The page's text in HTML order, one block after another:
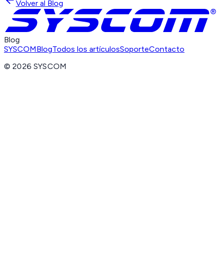
Volver al Blog
Blog
SYSCOMBlogTodos los artículosSoporteContacto
©2026 SYSCOM